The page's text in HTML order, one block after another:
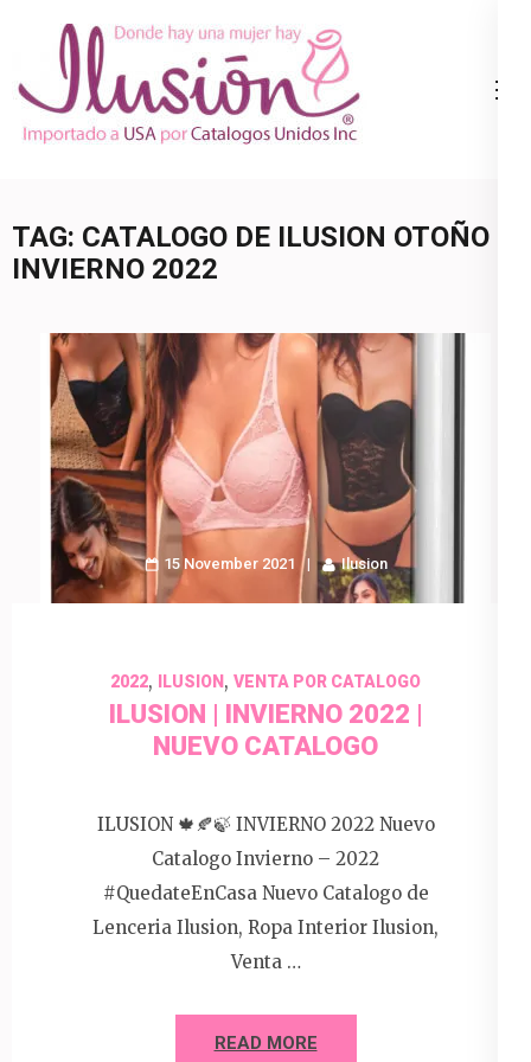
content
(Press
Ropa Interior
800.825.9452
TAG: CATALOGO DE ILUSION OTOÑO
INVIERNO 2022
15 November 2021 Ilusion
2022, ILUSION , VENTA POR CATALOGO
ILUSION | INVIERNO 2022 |
NUEVO CATALOGO
ILUSION 🍁🍂🍃 INVIERNO 2022 Nuevo
Catalogo Invierno – 2022
#QuedateEnCasa Nuevo Catalogo de
Lenceria Ilusion, Ropa Interior Ilusion,
Venta …
READ MORE